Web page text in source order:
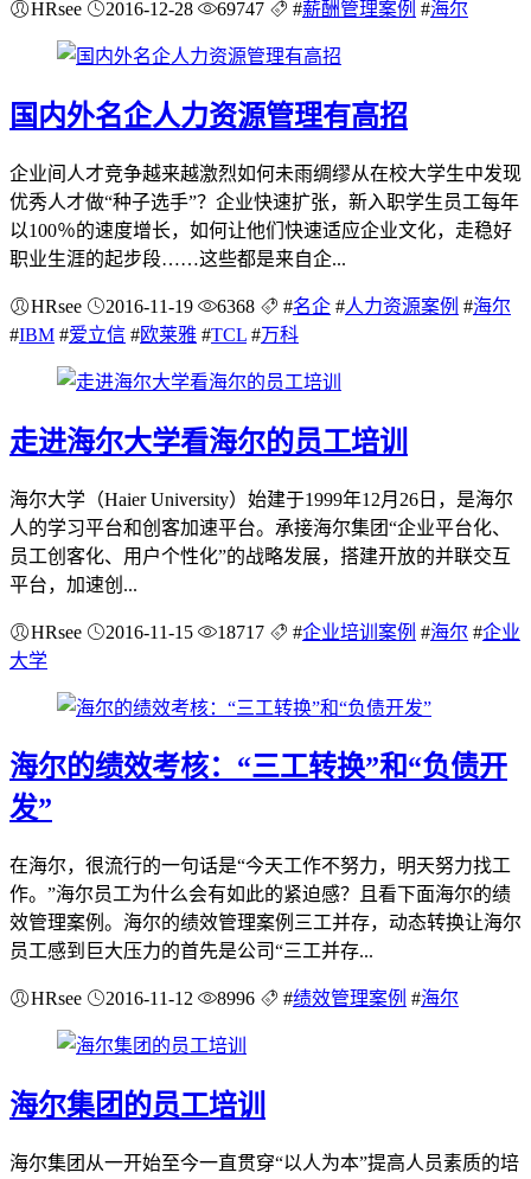
HRsee 2016-12-28 69747 #薪酬管理案例 #海尔
国内外名企人力资源管理有高招
企业间人才竞争越来越激烈如何未雨绸缪从在校大学生中发现
优秀人才做“种子选手”？企业快速扩张，新入职学生员工每年
以100％的速度增长，如何让他们快速适应企业文化，走稳好
职业生涯的起步段……这些都是来自企...
HRsee 2016-11-19 6368 #名企 #人力资源案例 #海尔
#IBM #爱立信 #欧莱雅 #TCL #万科
走进海尔大学看海尔的员工培训
海尔大学（Haier University）始建于1999年12月26日，是海尔
人的学习平台和创客加速平台。承接海尔集团“企业平台化、
员工创客化、用户个性化”的战略发展，搭建开放的并联交互
平台，加速创...
HRsee 2016-11-15 18717 #企业培训案例 #海尔 #企业
大学
海尔的绩效考核：“三工转换”和“负债开
发”
在海尔，很流行的一句话是“今天工作不努力，明天努力找工
作。”海尔员工为什么会有如此的紧迫感？且看下面海尔的绩
效管理案例。海尔的绩效管理案例三工并存，动态转换让海尔
员工感到巨大压力的首先是公司“三工并存...
HRsee 2016-11-12 8996 #绩效管理案例 #海尔
海尔集团的员工培训
海尔集团从一开始至今一直贯穿“以人为本”提高人员素质的培